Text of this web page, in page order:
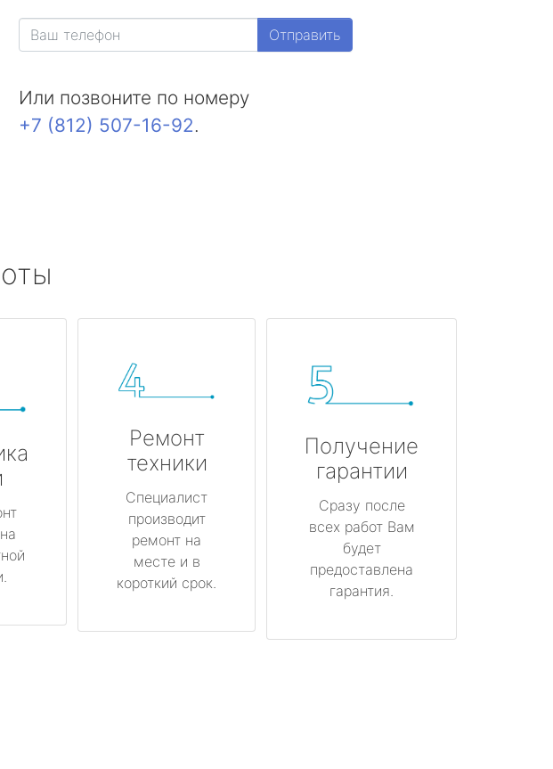
Отправить
Или позвоните по номеру
+7 (812) 507-16-92.
Ремонт
техники
Специалист
производит
ремонт на
месте и в
короткий срок.
Получение
гарантии
Сразу после
всех работ Вам
будет
предоставлена
гарантия.